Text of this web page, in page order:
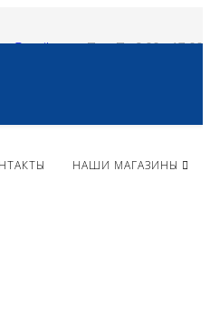
Пн - Пт 9:00 - 17:00
НАШИ МАГАЗИНЫ